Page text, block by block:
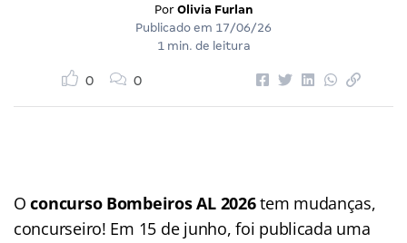
Por Olivia Furlan
Publicado em 17/06/26
1 min. de leitura
0 0
Oconcurso Bombeiros AL 2026tem mudanças,
concurseiro! Em 15 de junho, foi publicada uma